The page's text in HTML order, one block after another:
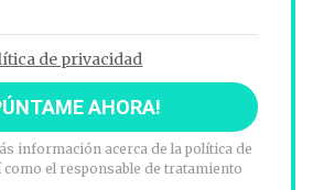
de privacidad
información acerca de la política de
el responsable de tratamiento